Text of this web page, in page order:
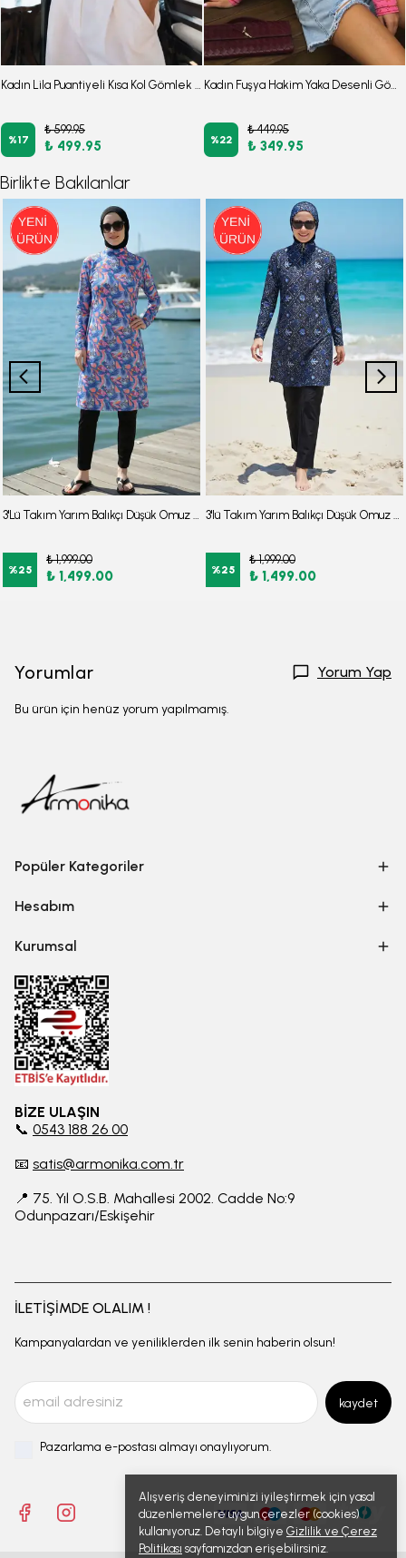
Alışveriş deneyiminizi iyileştirmek için yasal
düzenlemelere uygun çerezler (cookies)
kullanıyoruz. Detaylı bilgiye Gizlilik ve Çerez
Politikası sayfamızdan erişebilirsiniz.
%17
₺ 599.95
₺ 499.95 %22
₺ 449.95
₺ 349.95
Birlikte Bakılanlar
%25
₺ 1,999.00
₺ 1,499.00 %25
₺ 1,999.00
₺ 1,499.00
Yorumlar Yorum Yap
Bu ürün için henüz yorum yapılmamış.
Popüler Kategoriler
Hesabım
Kurumsal
BİZE ULAŞIN
📞 0543 188 26 00
📧 satis@armonika.com.tr
📍 75. Yıl O.S.B. Mahallesi 2002. Cadde No:9
Odunpazarı/Eskişehir
İLETİŞİMDE OLALIM !
Kampanyalardan ve yeniliklerden ilk senin haberin olsun!
kaydet
Pazarlama e-postası almayı onaylıyorum.